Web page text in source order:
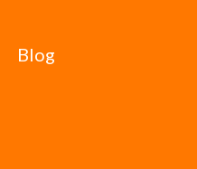
Blog